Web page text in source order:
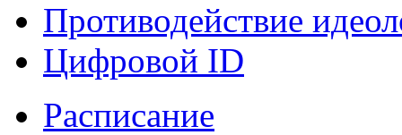
Противодействие
Цифровой ID
Расписание